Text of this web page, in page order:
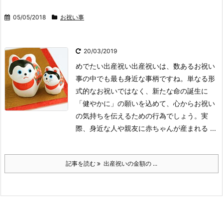
05/05/2018 お祝い事
20/03/2019
めでたい出産祝い出産祝いは、数あるお祝い
事の中でも最も身近な事柄ですね。単なる形
式的なお祝いではなく、新たな命の誕生に
「健やかに」の願いを込めて、心からお祝い
の気持ちを伝えるための行為でしょう。実
際、身近な人や親友に赤ちゃんが産まれる ...
記事を読む 出産祝いの金額の ...